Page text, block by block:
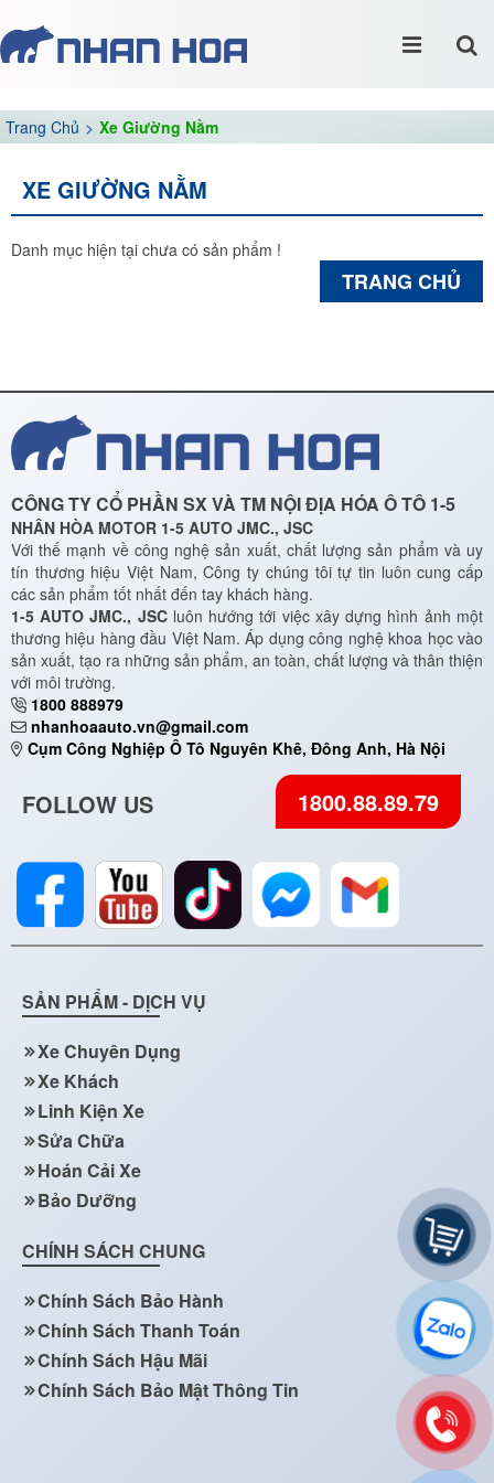
Trang Chủ Xe Giường Nằm
XE GIƯỜNG NẰM
Danh mục hiện tại chưa có sản phẩm !
TRANG CHỦ
CÔNG TY CỔ PHẦN SX VÀ TM NỘI ĐỊA HÓA Ô TÔ 1-5
NHÂN HÒA MOTOR 1-5 AUTO JMC., JSC
Với thế mạnh về công nghệ sản xuất, chất lượng sản phẩm và uy
tín thương hiệu Việt Nam, Công ty chúng tôi tự tin luôn cung cấp
các sản phẩm tốt nhất đến tay khách hàng.
1-5 AUTO JMC., JSCluôn hướng tới việc xây dựng hình ảnh một
thương hiệu hàng đầu Việt Nam. Áp dụng công nghệ khoa học vào
sản xuất, tạo ra những sản phẩm, an toàn, chất lượng và thân thiện
với môi trường.
1800 888979
nhanhoaauto.vn@gmail.com
Cụm Công Nghiệp Ô Tô Nguyên Khê, Đông Anh, Hà Nội
FOLLOW US 1800.88.89.79
SẢN PHẨM - DỊCH VỤ
Xe Chuyên Dụng
Xe Khách
Linh Kiện Xe
Sửa Chữa
Hoán Cải Xe
Bảo Dưỡng
CHÍNH SÁCH CHUNG
Chính Sách Bảo Hành
Chính Sách Thanh Toán
Chính Sách Hậu Mãi
Chính Sách Bảo Mật Thông Tin